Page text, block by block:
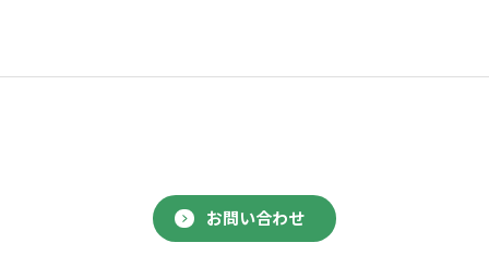
お問い合わせ